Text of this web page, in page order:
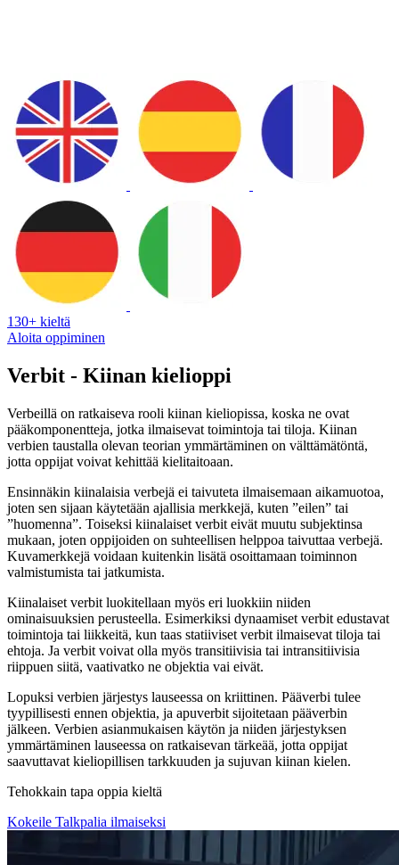
130+ kieltä
Aloita oppiminen
Verbit - Kiinan kielioppi
Verbeillä on ratkaiseva rooli kiinan kieliopissa, koska ne ovat
pääkomponentteja, jotka ilmaisevat toimintoja tai tiloja. Kiinan
verbien taustalla olevan teorian ymmärtäminen on välttämätöntä,
jotta oppijat voivat kehittää kielitaitoaan.
Ensinnäkin kiinalaisia verbejä ei taivuteta ilmaisemaan aikamuotoa,
joten sen sijaan käytetään ajallisia merkkejä, kuten ”eilen” tai
”huomenna”. Toiseksi kiinalaiset verbit eivät muutu subjektinsa
mukaan, joten oppijoiden on suhteellisen helppoa taivuttaa verbejä.
Kuvamerkkejä voidaan kuitenkin lisätä osoittamaan toiminnon
valmistumista tai jatkumista.
Kiinalaiset verbit luokitellaan myös eri luokkiin niiden
ominaisuuksien perusteella. Esimerkiksi dynaamiset verbit edustavat
toimintoja tai liikkeitä, kun taas statiiviset verbit ilmaisevat tiloja tai
ehtoja. Ja verbit voivat olla myös transitiivisia tai intransitiivisia
riippuen siitä, vaativatko ne objektia vai eivät.
Lopuksi verbien järjestys lauseessa on kriittinen. Pääverbi tulee
tyypillisesti ennen objektia, ja apuverbit sijoitetaan pääverbin
jälkeen. Verbien asianmukaisen käytön ja niiden järjestyksen
ymmärtäminen lauseessa on ratkaisevan tärkeää, jotta oppijat
saavuttavat kieliopillisen tarkkuuden ja sujuvan kiinan kielen.
Tehokkain tapa oppia kieltä
Kokeile Talkpalia ilmaiseksi